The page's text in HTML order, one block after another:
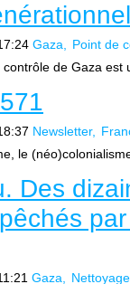
Gaza Point de
de Gaza est
Newsletter
le
Des
Gaza